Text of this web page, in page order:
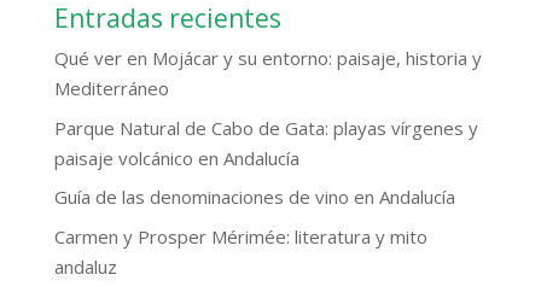
Entradas recientes
Qué ver en Mojácar y su entorno: paisaje, historia y
Mediterráneo
Parque Natural de Cabo de Gata: playas vírgenes y
paisaje volcánico en Andalucía
Guía de las denominaciones de vino en Andalucía
Carmen y Prosper Mérimée: literatura y mito
andaluz